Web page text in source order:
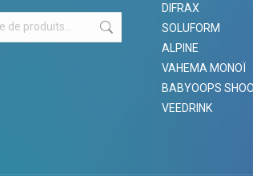
DIFRAX
SOLUFORM
ALPINE
VAHEMA MONOÏ
BABYOOPS
VEEDRINK